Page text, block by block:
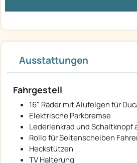
Ausstattungen
Fahrgestell
16" Räder mit Alufelgen für
Elektrische Parkbremse
Lederlenkrad und Schaltknopf
Rollo für Seitenscheiben
Heckstützen
TV Halterung